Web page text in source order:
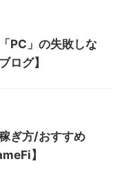
PC」の失敗しな
ログ】
ぎ方/おすすめ
】